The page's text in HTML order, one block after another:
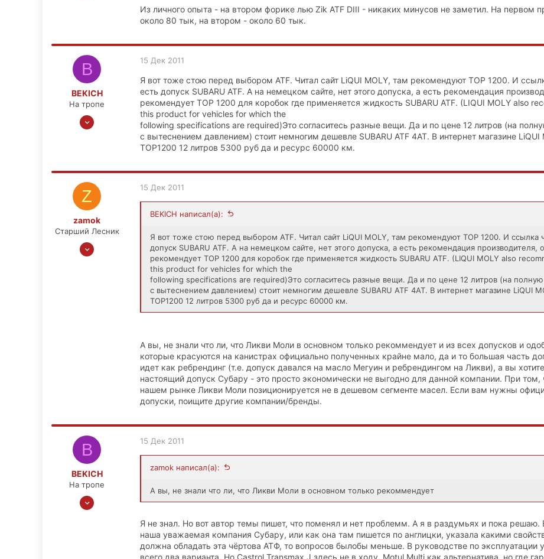
Из личного опыта - на втором форике лью Zik ATF DIII - никаких минусов не заметил. На первом
около 80 тык, на втором - около 60 тык.
B
BEKICH
На тропе
22 Июн 2011
15 Дек 2011
Я вот тоже стою перед выбором ATF. Читал сайт LiQUI MOLY, там рекомендуют TOP 1200. И
есть допуск SUBARU ATF. А на немецком сайте, нет этого допуска, а есть рекомендация
рекомендует TOP 1200 для коробок где применяется жидкость SUBARU ATF. (LIQUI MOLY also
this product for vehicles for which the
following specifications are required)Это согласитесь разные вещи. Да и по цене 12 литров (на
с вытеснением давлением) стоит немногим дешевле SUBARU ATF 4AT. В интернет магазине LiQUI
TOP1200 12 литров 5300 руб да и ресурс 60000 км.
Z
zamok
Старший Лесник
31 Авг 2011
15 Дек 2011
BEKICH написал(а):
Я вот тоже стою перед выбором ATF. Читал сайт LiQUI MOLY, там рекомендуют TOP 1200. И ссылка
допуск SUBARU ATF. А на немецком сайте, нет этого допуска, а есть рекомендация производителя,
рекомендует TOP 1200 для коробок где применяется жидкость SUBARU ATF. (LIQUI MOLY also
this product for vehicles for which the
following specifications are required)Это согласитесь разные вещи. Да и по цене 12 литров (на
с вытеснением давлением) стоит немногим дешевле SUBARU ATF 4AT. В интернет магазине LiQUI
TOP1200 12 литров 5300 руб да и ресурс 60000 км.
А вы, не знали что ли, что Ликви Моли в основном только рекоммендует и из всех допусков и
которые красуются на канистрах официально полученных крайне мало, да и то большая часть
идет как ребрендинг (т.е. допуск давался на масло Мегуин и ребрендингом на Ликви), а вы
настоящий допуск Субару - это просто экономически не выгодно для данной компании. При том,
нашем рынке Ликви Моли позиционируется не в дешевом сегменте масел. Если вам нужны
допуски, поищите другие компании/бренды.
B
BEKICH
На тропе
22 Июн 2011
15 Дек 2011
zamok написал(а):
А вы, не знали что ли, что Ликви Моли в основном только рекоммендует
Я не знал. Но вот автор темы пишет, что поменял и нет проблемм. А я в раздумьях и пока решаю.
наша уважаемая компания Субару, или как она там пишется по англицки, указала какими
должна обладать эта чёртова АТФ, то вопросов былобы меньше. В руководстве по эксплуатации
всего два варианта. Но Castrol Transmax J здесь не в ходу. Motul Multi как альтернатива, но где